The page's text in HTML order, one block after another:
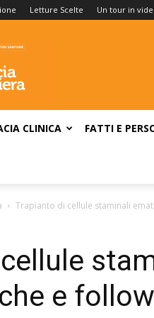
Letture Scelte Un tour in
CLINICA FATTI E
Trapianto di cellule staminali
e